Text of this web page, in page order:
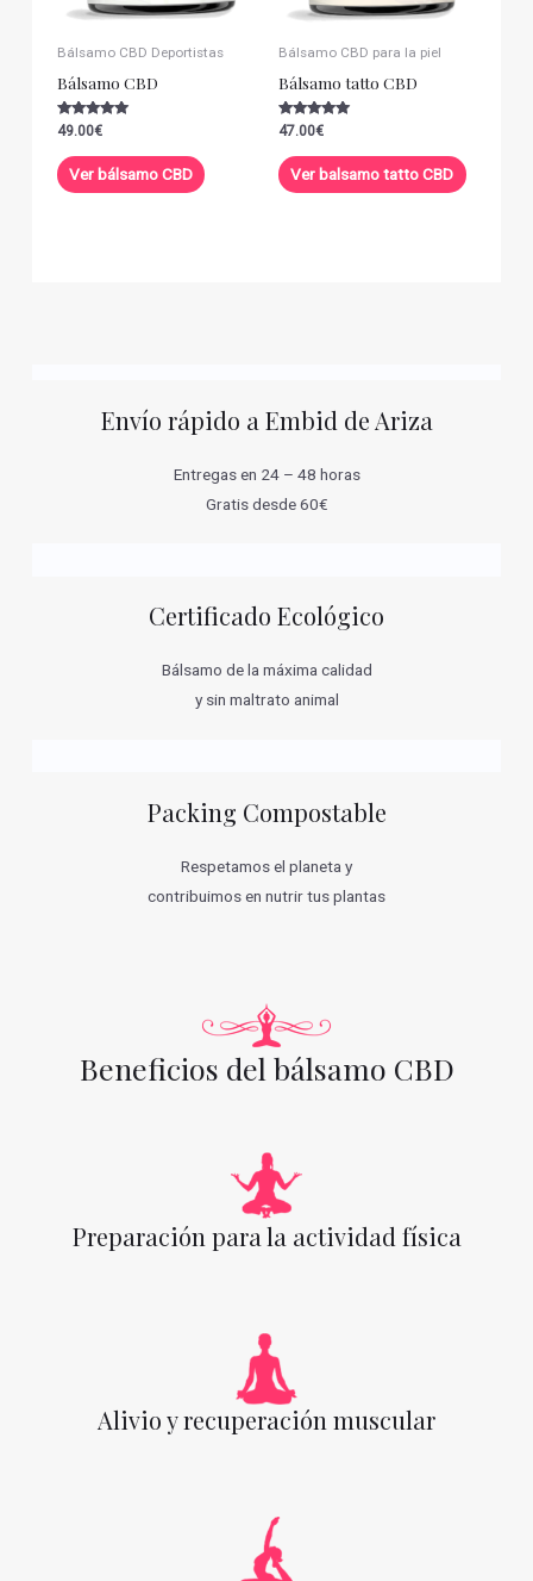
Bálsamo CBD Deportistas
Bálsamo CBD
Valorado con
de 5
49.00€
Ver bálsamo CBD
Bálsamo CBD para la piel
Bálsamo tatto CBD
Valorado con
de 5
47.00€
Ver balsamo tatto CBD
Envío rápido a Embid de Ariza
Entregas en 24 – 48 horas
Gratis desde 60€
Certificado Ecológico
Bálsamo de la máxima calidad
y sin maltrato animal
Packing Compostable
Respetamos el planeta y
contribuimos en nutrir tus plantas
Beneficios del bálsamo CBD
Preparación para la actividad física
Alivio y recuperación muscular